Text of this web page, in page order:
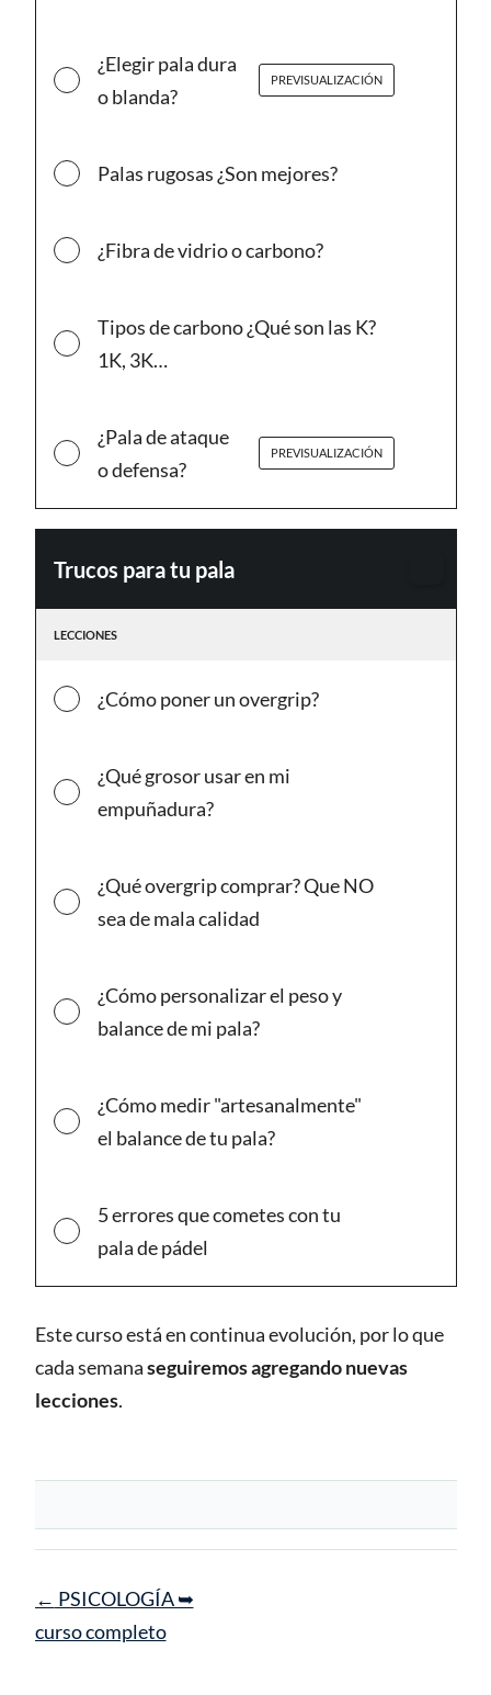
¿Elegir pala dura
o blanda?
PREVISUALIZACIÓN
Palas rugosas ¿Son mejores?
¿Fibra de vidrio o carbono?
Tipos de carbono ¿Qué son las K?
1K, 3K…
¿Pala de ataque
o defensa?
PREVISUALIZACIÓN
Trucos para tu pala
LECCIONES
¿Cómo poner un overgrip?
¿Qué grosor usar en mi
empuñadura?
¿Qué overgrip comprar? Que NO
sea de mala calidad
¿Cómo personalizar el peso y
balance de mi pala?
¿Cómo medir "artesanalmente"
el balance de tu pala?
5 errores que cometes con tu
pala de pádel
Este curso está en continua evolución, por lo que
cada semanaseguiremos agregando nuevas
lecciones.
Navegación
de
← PSICOLOGÍA ➥
curso completo